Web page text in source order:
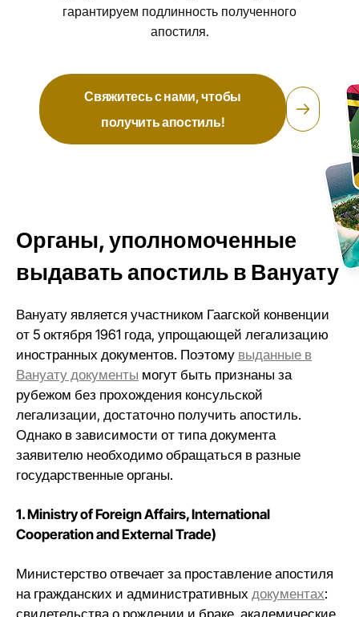
гарантируем подлинность полученного
апостиля.
Свяжитесь с нами, чтобы
получить апостиль!
Органы, уполномоченные
выдавать апостиль в Вануату
Вануату является участником Гаагской конвенции
от 5 октября 1961 года, упрощающей легализацию
иностранных документов. Поэтому выданные в
Вануату документы могут быть признаны за
рубежом без прохождения консульской
легализации, достаточно получить апостиль.
Однако в зависимости от типа документа
заявителю необходимо обращаться в разные
государственные органы.
1. Ministry of Foreign Affairs, International
Cooperation and External Trade)
Министерство отвечает за проставление апостиля
на гражданских и административных документах:
свидетельства о рождении и браке, академические